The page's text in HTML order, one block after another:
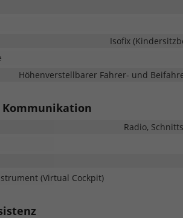
Isofix
Höhenverstellbarer Fahrer- und
Radio,
(Virtual Cockpit)